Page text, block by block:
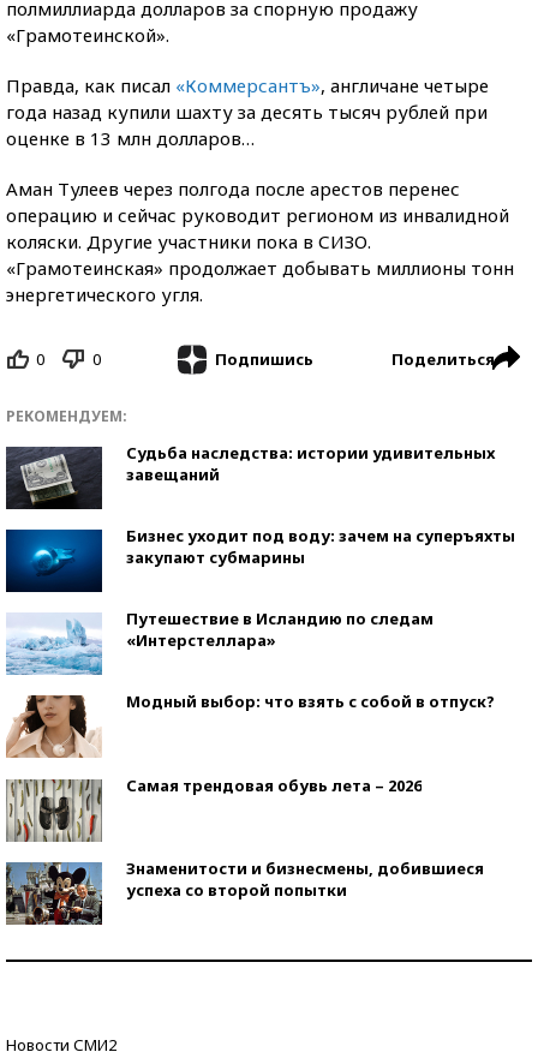
полмиллиарда долларов за спорную продажу
«Грамотеинской».
Правда, как писал «Коммерсантъ», англичане четыре
года назад купили шахту за десять тысяч рублей при
оценке в 13 млн долларов…
Аман Тулеев через полгода после арестов перенес
операцию и сейчас руководит регионом из инвалидной
коляски. Другие участники пока в СИЗО.
«Грамотеинская» продолжает добывать миллионы тонн
энергетического угля.
0 0 Подпишись Поделиться
РЕКОМЕНДУЕМ:
Судьба наследства: истории удивительных
завещаний
Бизнес уходит под воду: зачем на суперъяхты
закупают субмарины
Путешествие в Исландию по следам
«Интерстеллара»
Модный выбор: что взять с собой в отпуск?
Самая трендовая обувь лета – 2026
Знаменитости и бизнесмены, добившиеся
успеха со второй попытки
Новости СМИ2